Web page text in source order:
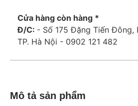
Cửa hàng còn hàng *
Đ/C: - Số 175 Đặng Tiến Đông,
TP. Hà Nội - 0902 121 482
Mô tả sản phẩm